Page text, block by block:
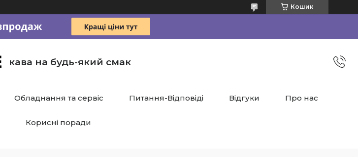
Кошик
кава на будь-який смак
Обладнання та сервіс Питання-Відповіді Відгуки Про нас
Корисні поради